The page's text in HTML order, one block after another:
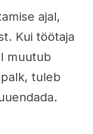
ajal,
Kui töötaja
muutub
tuleb